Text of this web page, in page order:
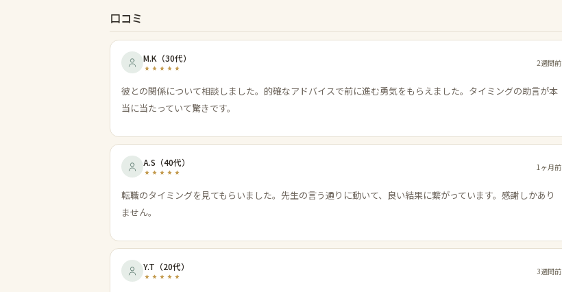
口コミ
M.K （30代） 2週間前
彼との関係について相談しました。的確なアドバイスで前に進む勇気をもらえました。タイミングの助言が本
当に当たっていて驚きです。
A.S （40代） 1ヶ月前
転職のタイミングを見てもらいました。先生の言う通りに動いて、良い結果に繋がっています。感謝しかあり
ません。
Y.T （20代） 3週間前